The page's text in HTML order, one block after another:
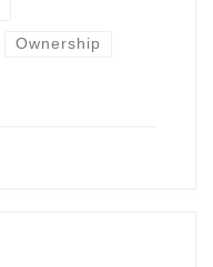
Ownership